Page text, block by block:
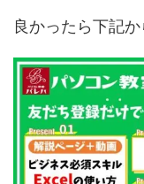
良かったら下記か